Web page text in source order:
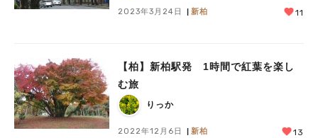
2023年3月24日 新柏 11
【柏】新柏駅発 1時間で紅葉を楽し
む旅
りっか
2022年12月6日 新柏 13